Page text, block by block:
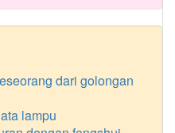
dari golongan
lampu